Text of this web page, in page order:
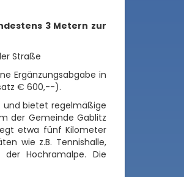
3 Metern zur
Straße
Ergänzungsabgabe in
€ 600,--).
und bietet regelmäßige
der Gemeinde Gablitz
etwa fünf Kilometer
wie z.B. Tennishalle,
Hochramalpe. Die